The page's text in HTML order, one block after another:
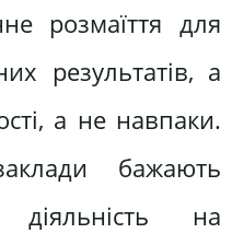
розмаїття для
результатів, а
а не навпаки.
бажають
на